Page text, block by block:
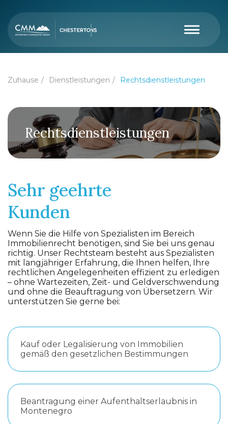
Zuhause Dienstleistungen Rechtsdienstleistungen
Rechtsdienstleistungen
Sehr geehrte
Kunden
Wenn Sie die Hilfe von Spezialisten im Bereich
Immobilienrecht benötigen, sind Sie bei uns genau
richtig. Unser Rechtsteam besteht aus Spezialisten
mit langjähriger Erfahrung, die Ihnen helfen, Ihre
rechtlichen Angelegenheiten effizient zu erledigen
– ohne Wartezeiten, Zeit- und Geldverschwendung
und ohne die Beauftragung von Übersetzern. Wir
unterstützen Sie gerne bei:
Kauf oder Legalisierung von Immobilien
gemäß den gesetzlichen Bestimmungen
Beantragung einer Aufenthaltserlaubnis in
Montenegro